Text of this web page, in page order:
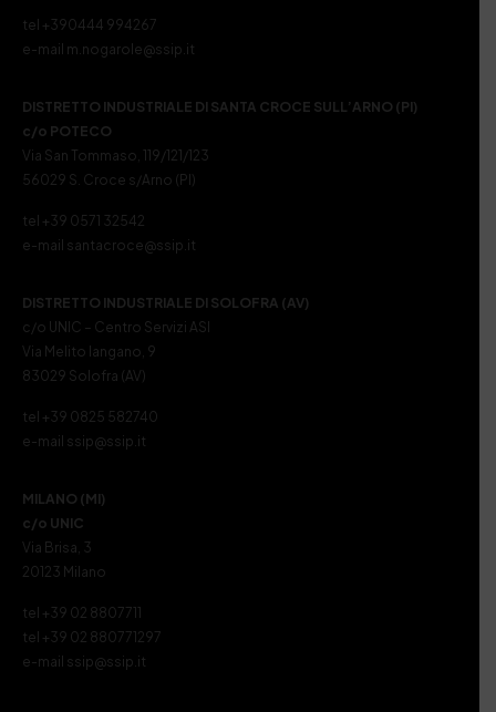
tel +390444 994267
e-mail m.nogarole@ssip.it
DISTRETTO INDUSTRIALE DI SANTA CROCE SULL’ARNO (PI)
c/o POTECO
Via San Tommaso, 119/121/123
56029 S. Croce s/Arno (PI)
tel +39 0571 32542
e-mail santacroce@ssip.it
DISTRETTO INDUSTRIALE DI SOLOFRA (AV)
c/o UNIC – Centro Servizi ASI
Via Melito Iangano, 9
83029 Solofra (AV)
tel +39 0825 582740
e-mail ssip@ssip.it
MILANO (MI)
c/o UNIC
Via Brisa, 3
20123 Milano
tel +39 02 8807711
tel +39 02 880771297
e-mail ssip@ssip.it